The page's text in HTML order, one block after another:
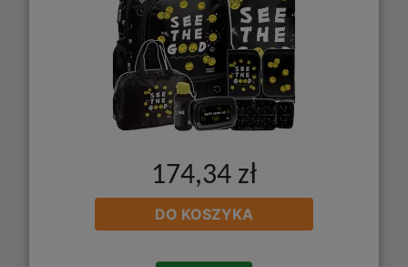
174,34 zł
DO KOSZYKA